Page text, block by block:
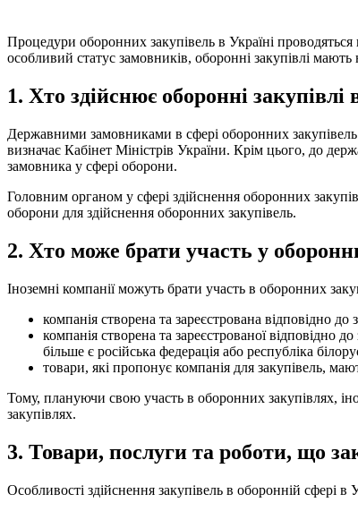
Процедури оборонних закупівель в Україні проводяться
особливий статус замовників, оборонні закупівлі
1. Хто здійснює оборонні закупівлі
Державними замовниками в сфері оборонних закупівель
визначає Кабінет Міністрів України. Крім цього, до
замовника у сфері оборони.
Головним органом у сфері здійснення оборонних
оборони для здійснення оборонних закупівель.
2. Хто може брати участь у
Іноземні компанії можуть брати участь в оборонних
компанія створена та зареєстрована відповідно до
компанія створена та зареєстрованої відповідно
більше є російська федерація або республіка
товари, які пропонує компанія для закупівель,
Тому, плануючи свою участь в оборонних закупівлях,
закупівлях.
3. Товари, послуги та роботи, що
Особливості здійснення закупівель в оборонній сфері в